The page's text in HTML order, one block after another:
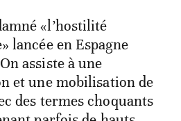
«l’hostilité
lancée en Espagne
assiste à une
et une mobilisation de
des termes choquants